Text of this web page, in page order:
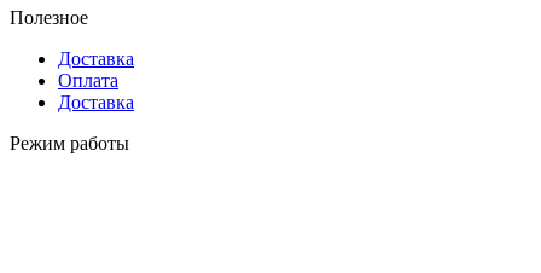
Полезное
Доставка
Оплата
Доставка
Режим работы